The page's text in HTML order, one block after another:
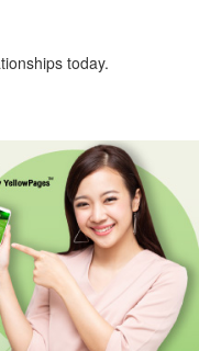
today.